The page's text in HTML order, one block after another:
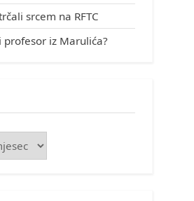
srcem na RFTC
profesor iz Marulića?